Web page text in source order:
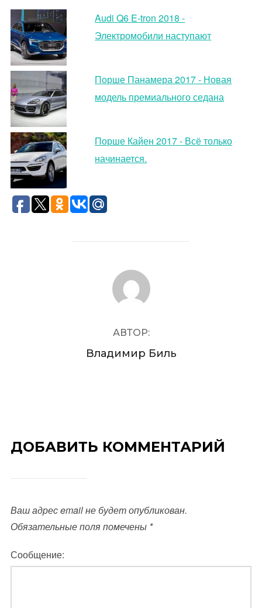
Audi Q6 E-tron 2018 -
Электромобили наступают
Порше Панамера 2017 - Новая
модель премиального седана
Порше Кайен 2017 - Всё только
начинается.
АВТОР ЗАПИСИ
АВТОР:
Владимир Биль
ДОБАВИТЬ КОММЕНТАРИЙ
Ваш адрес email не будет опубликован.
Обязательные поля помечены *
Сообщение: